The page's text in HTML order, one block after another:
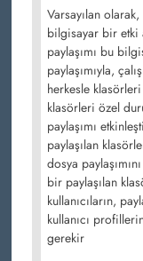
Varsayılan
bilgisayar bir etki
paylaşımı bu
paylaşımıyla,
herkesle
klasörleri özel
paylaşımı
paylaşılan
dosya
bir paylaşılan
kullanıcıların,
kullanıcı
gerekir